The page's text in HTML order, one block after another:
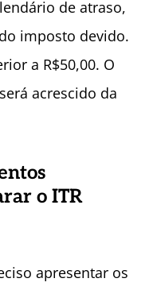
de atraso,
imposto devido.
a R$50,00. O
acrescido da
o ITR
apresentar os